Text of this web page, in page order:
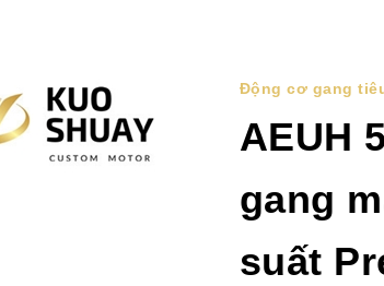
Động cơ gang
AEUH
gang
suất